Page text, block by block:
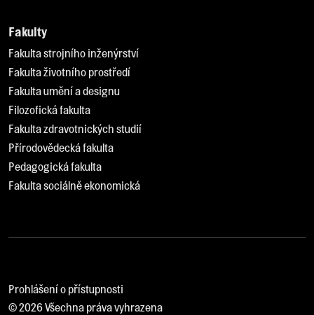
Fakulty
Fakulta strojního inženýrství
Fakulta životního prostředí
Fakulta umění a designu
Filozofická fakulta
Fakulta zdravotnických studií
Přírodovědecká fakulta
Pedagogická fakulta
Fakulta sociálně ekonomická
Prohlášení o přístupnosti
© 2026 Všechna práva vyhrazena